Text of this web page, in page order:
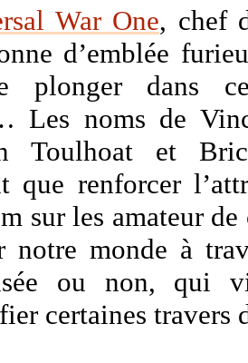
War One, chef
d’emblée
plonger dans
Les noms de
Toulhoat et
que renforcer
sur les amateur
notre monde à
ou non, qui
certaines travers